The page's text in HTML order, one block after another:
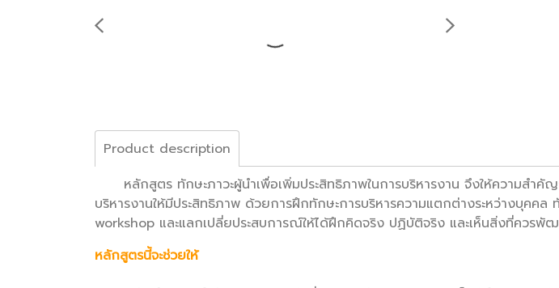
Product description
หลักสูตร ทักษะภาวะผู้นำเพื่อเพิ่มประสิทธิภาพในการบริหารงาน จึงให้ความสำคั
บริหารงานให้มีประสิทธิภาพ ด้วยการฝึกทักษะการบริหารความแตกต่างระหว่างบุคคล
workshop และแลกเปลี่ยประสบการณ์ให้ได้ฝึกคิดจริง ปฏิบัติจริง และเห็นสิ่งที่ควรพัฒ
หลักสูตรนี้จะช่วยให้